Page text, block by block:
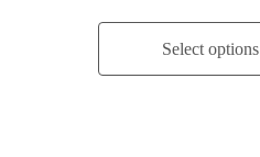
Select options